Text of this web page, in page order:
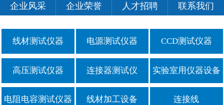
人才招聘
企业荣誉
合作伙伴
在线留言
企业风采
企业荣誉 人才招聘 联系我们
线材测试仪器 电源测试仪器 CCD测试仪器
高压测试仪器 连接器测试仪 实验室用仪器设备
电阻电容测试仪器 线材加工设备 连接线